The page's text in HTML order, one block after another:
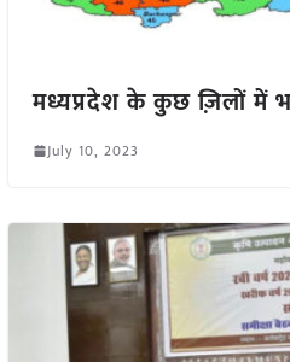
मध्यप्रदेश के कुछ ज़िलों में
July 10, 2023